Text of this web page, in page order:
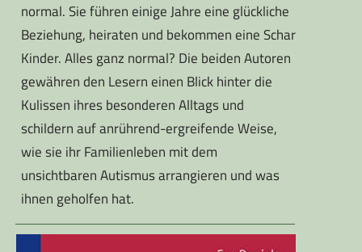
normal. Sie führen einige Jahre eine glückliche
Beziehung, heiraten und bekommen eine Schar
Kinder. Alles ganz normal? Die beiden Autoren
gewähren den Lesern einen Blick hinter die
Kulissen ihres besonderen Alltags und
schildern auf anrührend-ergreifende Weise,
wie sie ihr Familienleben mit dem
unsichtbaren Autismus arrangieren und was
ihnen geholfen hat.